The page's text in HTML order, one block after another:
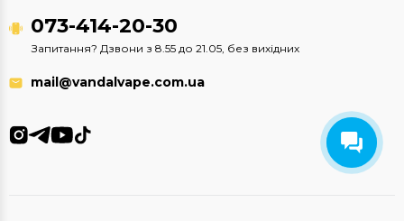
073-414-20-30
Запитання? Дзвони з 8.55 до 21.05, без вихідних
mail@vandalvape.com.ua